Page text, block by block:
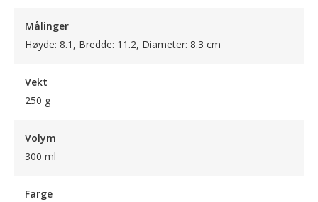
Målinger
Høyde: 8.1, Bredde: 11.2, Diameter: 8.3 cm
Vekt
250 g
Volym
300 ml
Farge